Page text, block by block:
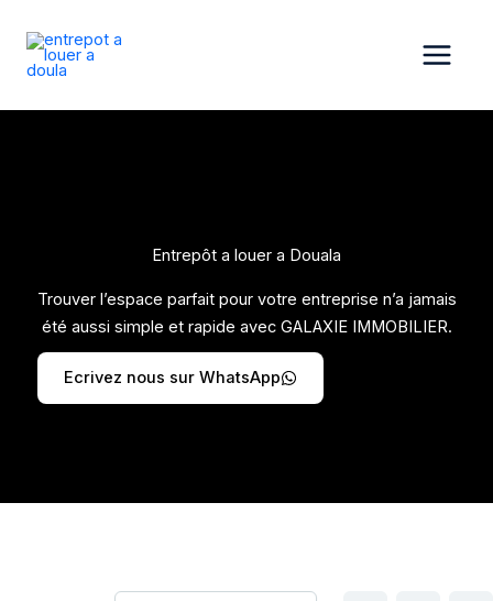
contenu
Entrepôt a louer a Douala
Trouver l’espace parfait pour votre entreprise n’a jamais
été aussi simple et rapide avec GALAXIE IMMOBILIER.
Ecrivez nous sur WhatsApp